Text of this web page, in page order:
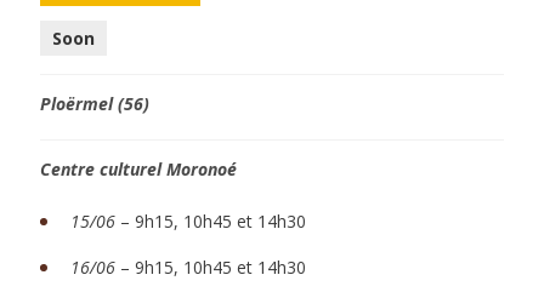
Soon
Ploërmel (56)
Centre culturel Moronoé
15/06 – 9h15, 10h45 et 14h30
16/06 – 9h15, 10h45 et 14h30